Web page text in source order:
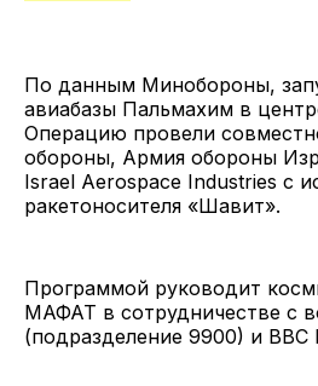
По данным Минобороны,
авиабазы Пальмахим в
Операцию провели
обороны, Армия обороны
Israel Aerospace Industries с
ракетоносителя «Шавит».
Программой руководит
МАФАТ в сотрудничестве с
(подразделение 9900) и ВВС